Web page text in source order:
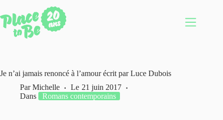
au
contenu
Je n’ai jamais renoncé à l’amour écrit par Luce Dubois
Par Michelle Le 21 juin 2017
Dans
Romans contemporains